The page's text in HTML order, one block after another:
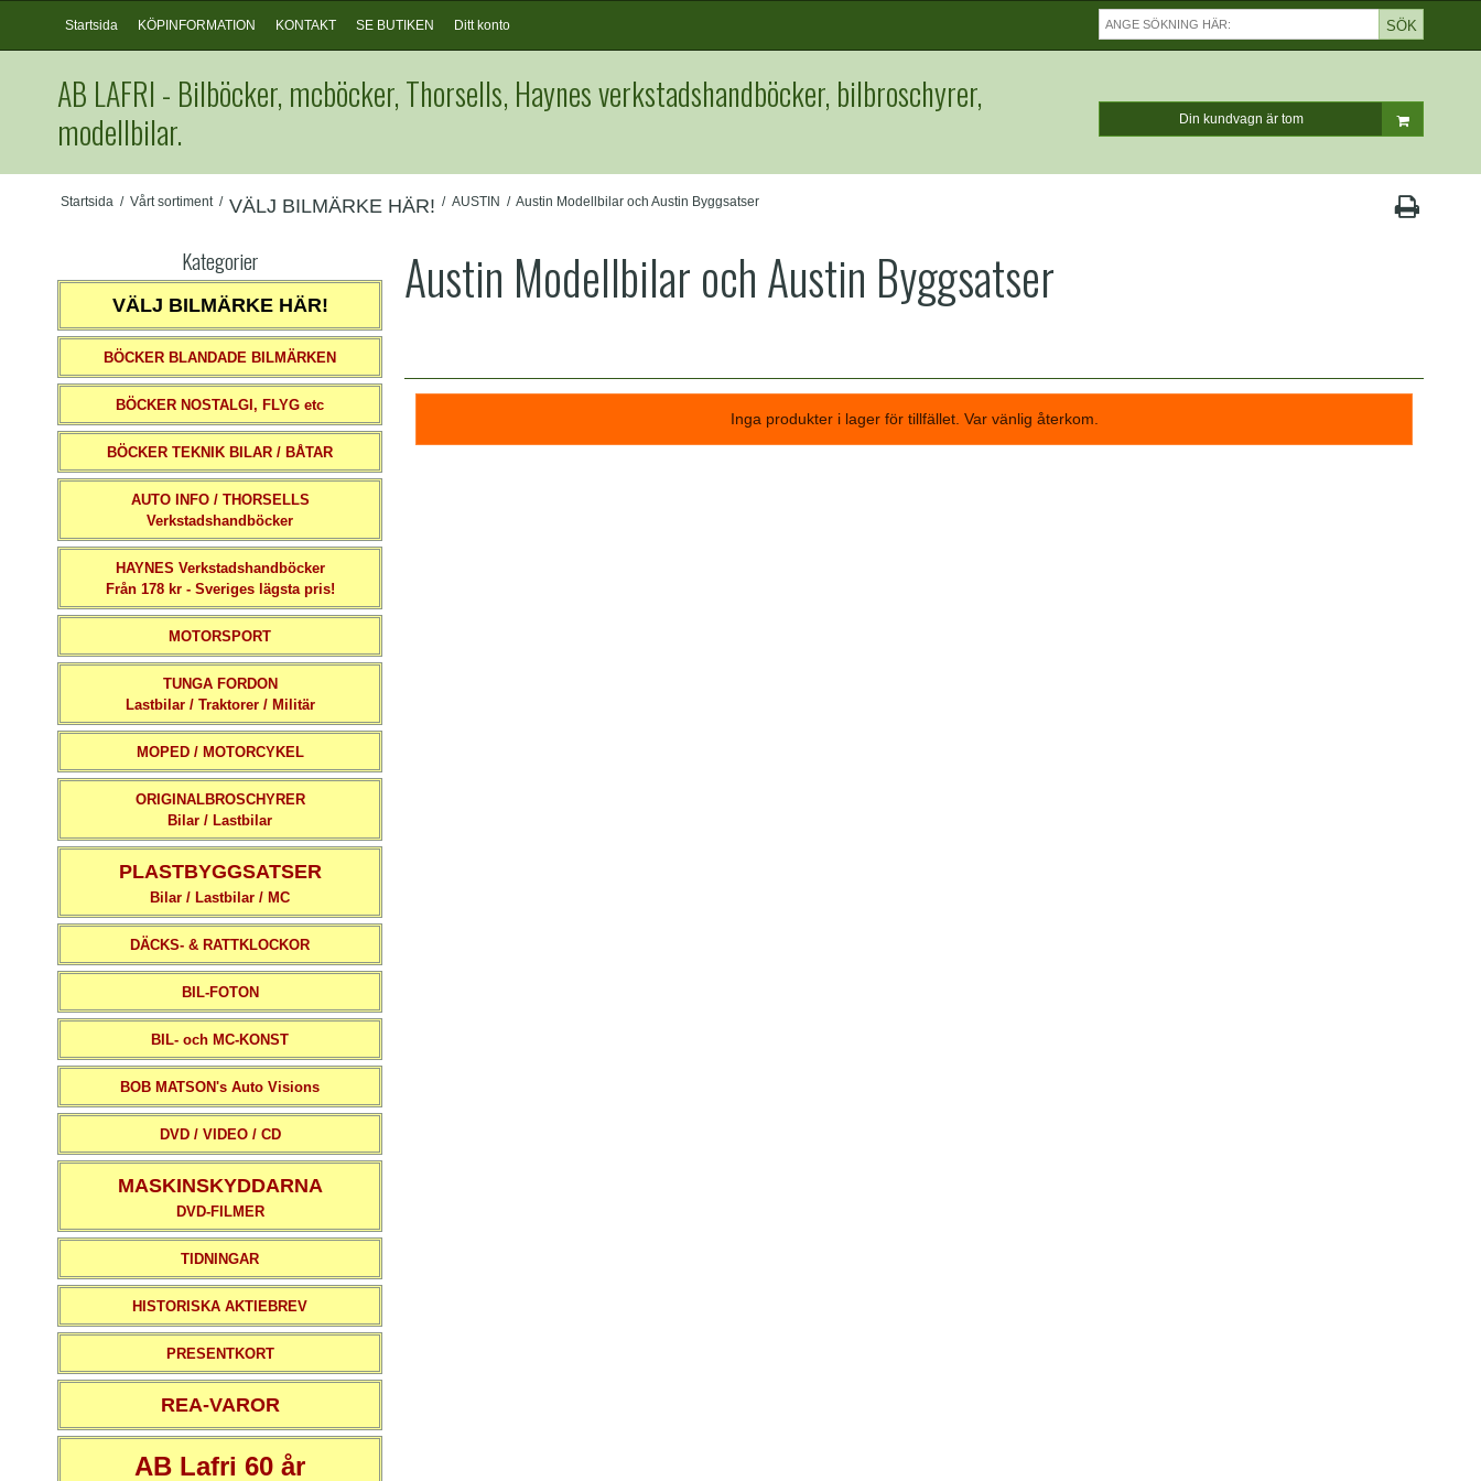
Startsida KÖPINFORMATION KONTAKT SE BUTIKEN Ditt konto SÖK
AB LAFRI - Bilböcker, mcböcker, Thorsells, Haynes verkstadshandböcker, bilbroschyrer,
modellbilar.
Din kundvagn är tom
Startsida / Vårt sortiment / VÄLJ BILMÄRKE HÄR! / AUSTIN / Austin Modellbilar och Austin Byggsatser
Kategorier
VÄLJ BILMÄRKE HÄR!
BÖCKER BLANDADE BILMÄRKEN
BÖCKER NOSTALGI, FLYG etc
BÖCKER TEKNIK BILAR / BÅTAR
AUTO INFO / THORSELLS
Verkstadshandböcker
HAYNES Verkstadshandböcker
Från 178 kr - Sveriges lägsta pris!
MOTORSPORT
TUNGA FORDON
Lastbilar / Traktorer / Militär
MOPED / MOTORCYKEL
ORIGINALBROSCHYRER
Bilar / Lastbilar
PLASTBYGGSATSER
Bilar / Lastbilar / MC
DÄCKS- & RATTKLOCKOR
BIL-FOTON
BIL- och MC-KONST
BOB MATSON's Auto Visions
DVD / VIDEO / CD
MASKINSKYDDARNA
DVD-FILMER
TIDNINGAR
HISTORISKA AKTIEBREV
PRESENTKORT
REA-VAROR
AB Lafri 60 år
Austin Modellbilar och Austin Byggsatser
Inga produkter i lager för tillfället. Var vänlig återkom.